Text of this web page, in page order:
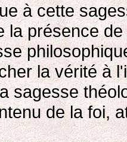
à cette
la présence
la vérité à
sagesse
de la foi,